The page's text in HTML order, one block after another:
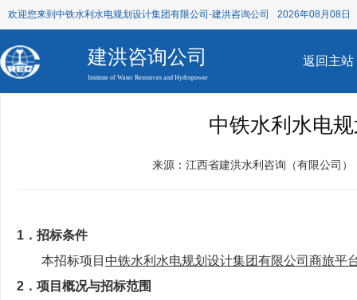
欢迎您来到中铁水利水电规划设计集团有限公司-建洪咨询公司 2026年08月08日
建洪咨询公司
Institute of Water Resources and Hydropower
返回主站
中铁水利水电
来源：江西省建洪水利咨询（有限公司）
1．招标条件
本招标项目 中铁水利水电规划设计集团有限公司商旅平
2． 项目概况与招标范围